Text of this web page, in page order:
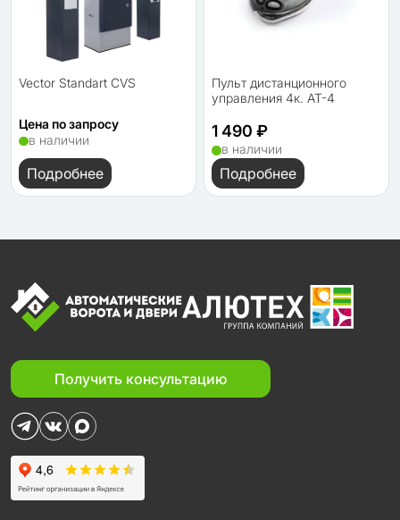
Vector Standart CVS
Цена по запросу
в наличии
Подробнее
Пульт дистанционного
управления 4к. AT-4
1 490 ₽
в наличии
Подробнее
Получить консультацию